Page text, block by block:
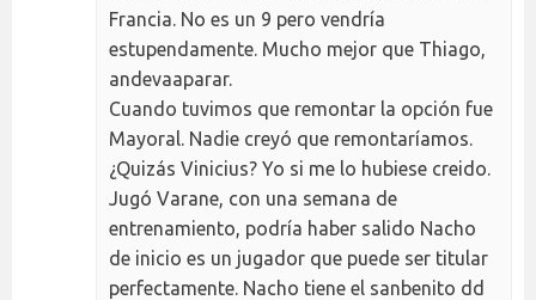
Francia. No es un 9 pero vendría
estupendamente. Mucho mejor que Thiago,
andevaaparar.
Cuando tuvimos que remontar la opción fue
Mayoral. Nadie creyó que remontaríamos.
¿Quizás Vinicius? Yo si me lo hubiese creido.
Jugó Varane, con una semana de
entrenamiento, podría haber salido Nacho
de inicio es un jugador que puede ser titular
perfectamente. Nacho tiene el sanbenito dd